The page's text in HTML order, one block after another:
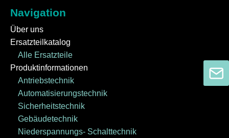
Navigation
Über uns
Ersatzteilkatalog
Alle Ersatzteile
Produktinformationen
Antriebstechnik
Automatisierungstechnik
Sicherheitstechnik
Gebäudetechnik
Niederspannungs- Schalttechnik